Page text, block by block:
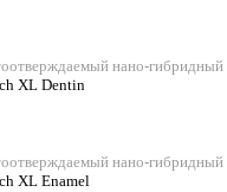
нано-гибридный
XL Dentin
нано-гибридный
XL Enamel